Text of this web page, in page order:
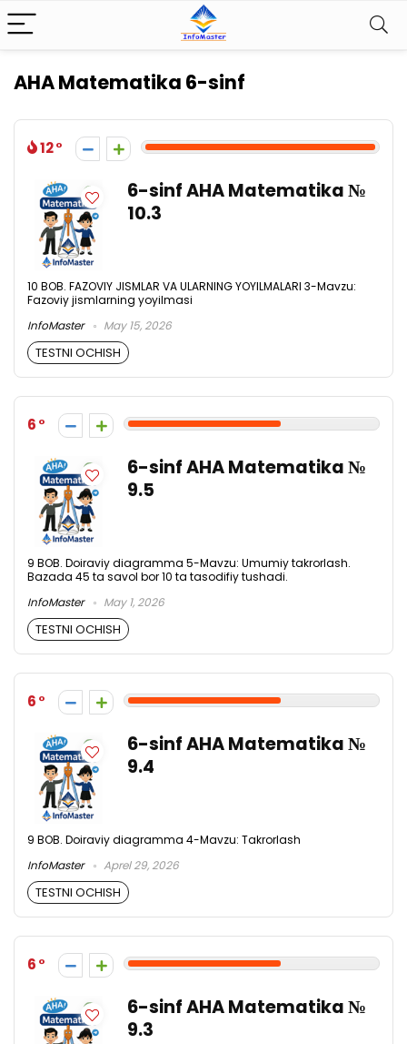
AHA Matematika 6-sinf
12
6-sinf AHA Matematika №
10.3
10 BOB. FAZOVIY JISMLAR VA ULARNING YOYILMALARI 3-Mavzu:
Fazoviy jismlarning yoyilmasi
InfoMaster
May 15, 2026
TESTNI OCHISH
6
6-sinf AHA Matematika №
9.5
9 BOB. Doiraviy diagramma 5-Mavzu: Umumiy takrorlash.
Bazada 45 ta savol bor 10 ta tasodifiy tushadi.
InfoMaster
May 1, 2026
TESTNI OCHISH
6
6-sinf AHA Matematika №
9.4
9 BOB. Doiraviy diagramma 4-Mavzu: Takrorlash
InfoMaster
Aprel 29, 2026
TESTNI OCHISH
6
6-sinf AHA Matematika №
9.3